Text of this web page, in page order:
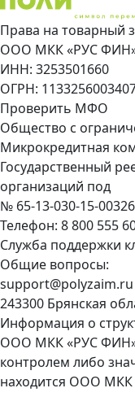
Права на товарный
ООО МКК «РУС
ИНН: 3253501660
ОГРН:
Проверить МФО
Общество с
Микрокредитная
Государственный
организаций под
№ 65-13-030-15-
Телефон: 8 800 555
Служба поддержки
Общие вопросы:
support@polyzaim.ru
243300 Брянская
Информация о
ООО МКК «РУС
контролем либо
находится ООО